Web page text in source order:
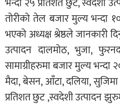
तोरीको तेल बजार मुल्य भन्दा
भएको अध्यक्ष श्रेष्ठले जानकारी
उत्पादन दालमोठ, भुजा,
सामाग्रीहरुमा बजार मुल्य भन्दा
मैदा, बेसन, आँटा, दलिया,
प्रतिशत छुट ,स्वदेशी उत्पादन